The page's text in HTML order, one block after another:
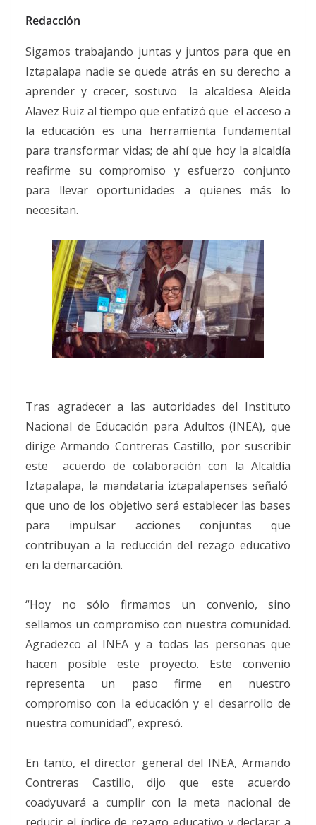
Redacción
Sigamos trabajando juntas y juntos para que en
Iztapalapa nadie se quede atrás en su derecho a
aprender y crecer, sostuvo la alcaldesa Aleida
Alavez Ruiz al tiempo que enfatizó que el acceso a
la educación es una herramienta fundamental
para transformar vidas; de ahí que hoy la alcaldía
reafirme su compromiso y esfuerzo conjunto
para llevar oportunidades a quienes más lo
necesitan.
Tras agradecer a las autoridades del Instituto
Nacional de Educación para Adultos (INEA), que
dirige Armando Contreras Castillo, por suscribir
este acuerdo de colaboración con la Alcaldía
Iztapalapa, la mandataria iztapalapenses señaló
que uno de los objetivo será establecer las bases
para impulsar acciones conjuntas que
contribuyan a la reducción del rezago educativo
en la demarcación.
“Hoy no sólo firmamos un convenio, sino
sellamos un compromiso con nuestra comunidad.
Agradezco al INEA y a todas las personas que
hacen posible este proyecto. Este convenio
representa un paso firme en nuestro
compromiso con la educación y el desarrollo de
nuestra comunidad”, expresó.
En tanto, el director general del INEA, Armando
Contreras Castillo, dijo que este acuerdo
coadyuvará a cumplir con la meta nacional de
reducir el índice de rezago educativo y declarar a